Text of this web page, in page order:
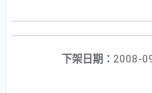
下架日期： 2008-